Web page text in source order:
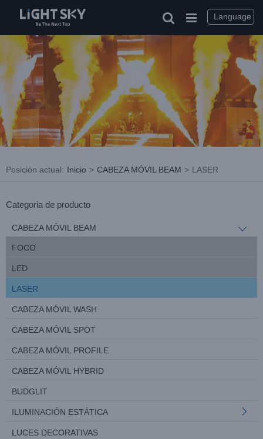
Posición actual: Inicio > CABEZA MÓVIL BEAM > LASER
Categoria de producto
CABEZA MÓVIL BEAM
FOCO
LED
LASER
CABEZA MÓVIL WASH
CABEZA MÓVIL SPOT
CABEZA MÓVIL PROFILE
CABEZA MÓVIL HYBRID
BUDGLIT
ILUMINACIÓN ESTÁTICA
LUCES DECORATIVAS
Language